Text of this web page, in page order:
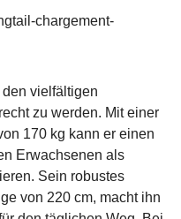
vielfältigen
zu werden. Mit einer
170 kg kann er einen
Erwachsenen als
Sein robustes
von 220 cm, macht ihn